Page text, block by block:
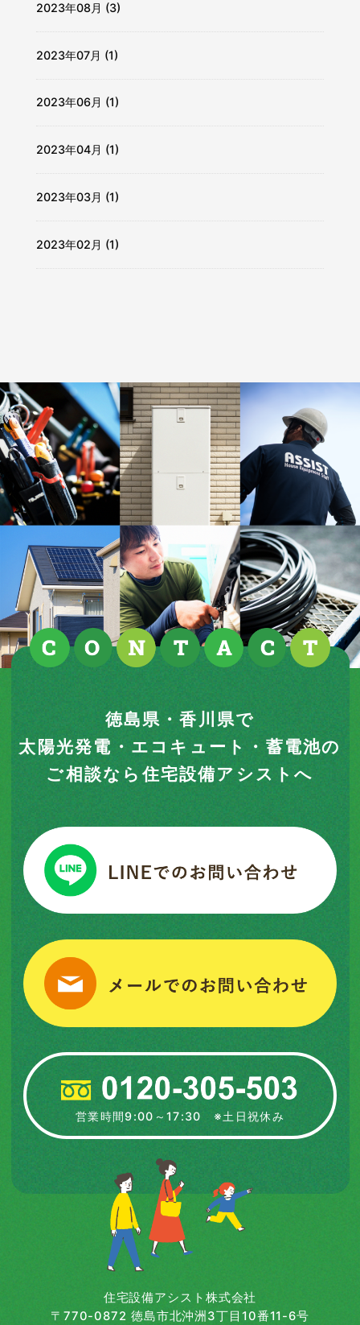
2023年08月 (3)
2023年07月 (1)
2023年06月 (1)
2023年04月 (1)
2023年03月 (1)
2023年02月 (1)
徳島県・香川県で
太陽光発電・エコキュート・蓄電池の
ご相談なら住宅設備アシストへ
営業時間9:00～17:30 ※土日祝休み
住宅設備アシスト株式会社
〒770-0872 徳島市北沖洲3丁目10番11-6号